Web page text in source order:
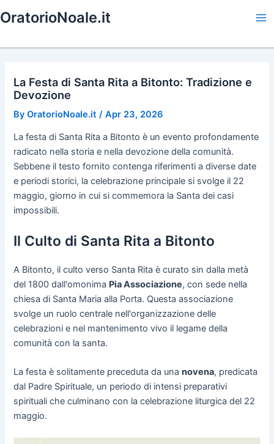
to
OratorioNoale.it
La Festa di Santa Rita a Bitonto: Tradizione e
Devozione
ByOratorioNoale.it /Apr 23, 2026
La festa di Santa Rita a Bitonto è un evento profondamente
radicato nella storia e nella devozione della comunità.
Sebbene il testo fornito contenga riferimenti a diverse date
e periodi storici, la celebrazione principale si svolge il 22
maggio, giorno in cui si commemora la Santa dei casi
impossibili.
Il Culto di Santa Rita a Bitonto
A Bitonto, il culto verso Santa Rita è curato sin dalla metà
del 1800 dall'omonima Pia Associazione, con sede nella
chiesa di Santa Maria alla Porta. Questa associazione
svolge un ruolo centrale nell'organizzazione delle
celebrazioni e nel mantenimento vivo il legame della
comunità con la santa.
La festa è solitamente preceduta da unanovena, predicata
dal Padre Spirituale, un periodo di intensi preparativi
spirituali che culminano con la celebrazione liturgica del 22
maggio.